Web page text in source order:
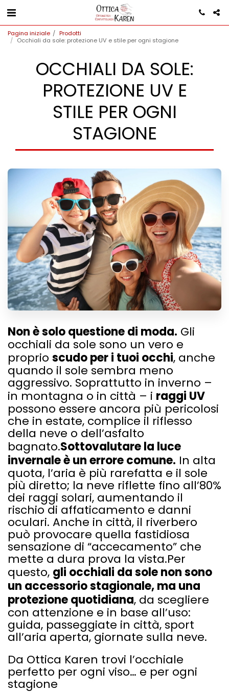
Pagina iniziale
Prodotti
Occhiali da sole: protezione UV e stile per ogni stagione
OCCHIALI DA SOLE:
PROTEZIONE UV E
STILE PER OGNI
STAGIONE
Non è solo questione di moda. Gli
occhiali da sole sono un vero e
proprio scudo per i tuoi occhi, anche
quando il sole sembra meno
aggressivo. Soprattutto in inverno –
in montagna o in città – i raggi UV
possono essere ancora più pericolosi
che in estate, complice il riflesso
della neve o dell’asfalto
bagnato.Sottovalutare la luce
invernale è un errore comune. In alta
quota, l’aria è più rarefatta e il sole
più diretto; la neve riflette fino all’80%
dei raggi solari, aumentando il
rischio di affaticamento e danni
oculari. Anche in città, il riverbero
può provocare quella fastidiosa
sensazione di “accecamento” che
mette a dura prova la vista.Per
questo, gli occhiali da sole non sono
un accessorio stagionale, ma una
protezione quotidiana, da scegliere
con attenzione e in base all’uso:
guida, passeggiate in città, sport
all’aria aperta, giornate sulla neve.
Da Ottica Karen trovi l’occhiale
perfetto per ogni viso… e per ogni
stagione